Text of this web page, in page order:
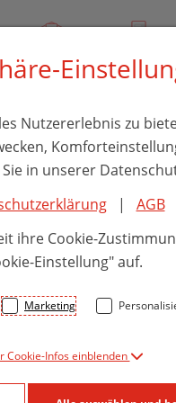
Rezept-Anfrage Service
Nutzererlebnis zu
in unserer
| AGB
ihre Cookie-
Einstellung" auf.
Marketing
Cookie-Infos einblenden